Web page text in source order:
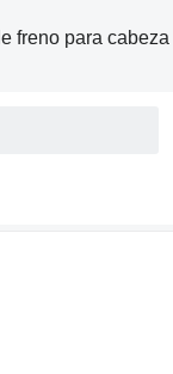
freno para cabeza